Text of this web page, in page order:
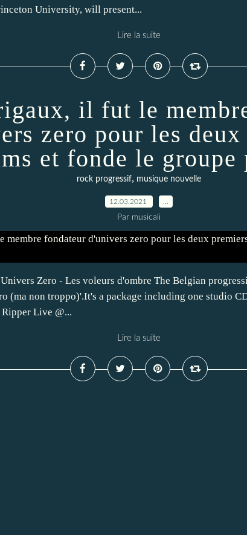
University, will present...
Lire la suite
il fut le
zero pour les deux
et fonde le groupe
rock progressif, musique nouvelle
12.03.2021
Par musicali
Zero - Les voleurs d'ombre The Belgian
(ma non troppo)'.It's a package including one studio
Live @...
Lire la suite